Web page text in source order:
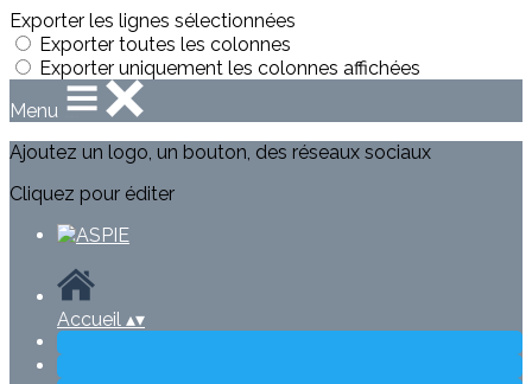
Exporter les lignes sélectionnées
Exporter toutes les colonnes
Exporter uniquement les colonnes affichées
Menu
Ajoutez un logo, un bouton, des réseaux sociaux
Cliquez pour éditer
Accueil ▴▾